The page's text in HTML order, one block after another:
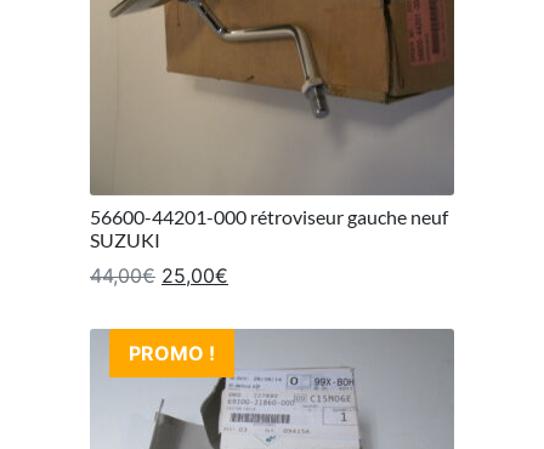
56600-44201-000 rétroviseur gauche neuf
SUZUKI
44,00€ Le prix initial était : 44,00€.
25,00€
PROMO !